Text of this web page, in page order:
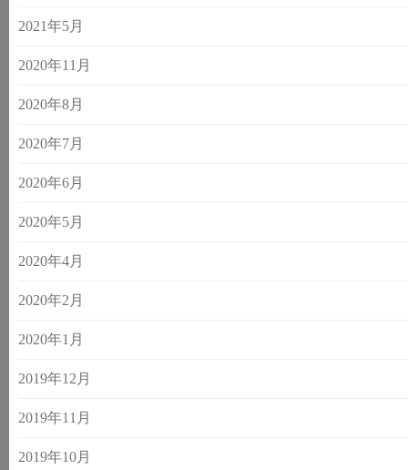
2021年5月
2020年11月
2020年8月
2020年7月
2020年6月
2020年5月
2020年4月
2020年2月
2020年1月
2019年12月
2019年11月
2019年10月